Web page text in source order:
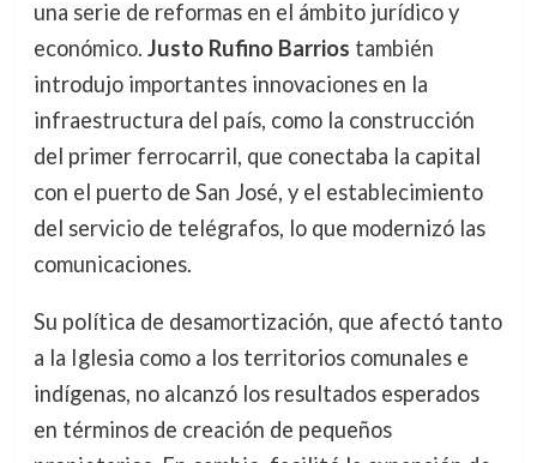
una serie de reformas en el ámbito jurídico y
económico. Justo Rufino Barrios también
introdujo importantes innovaciones en la
infraestructura del país, como la construcción
del primer ferrocarril, que conectaba la capital
con el puerto de San José, y el establecimiento
del servicio de telégrafos, lo que modernizó las
comunicaciones.
Su política de desamortización, que afectó tanto
a la Iglesia como a los territorios comunales e
indígenas, no alcanzó los resultados esperados
en términos de creación de pequeños